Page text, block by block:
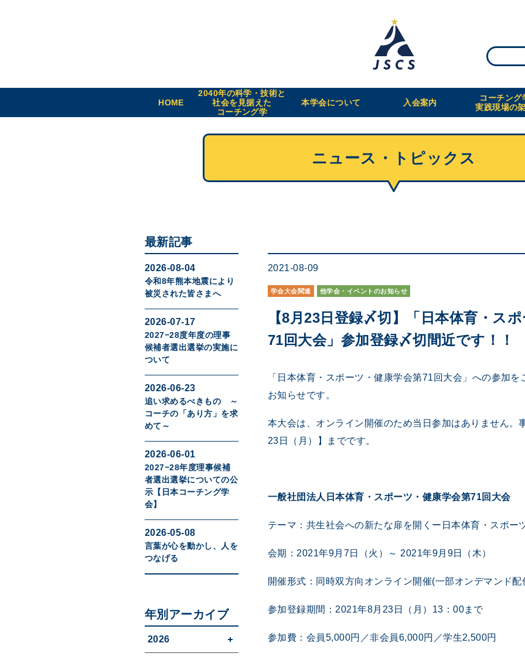
HOME
2040年の科学・技術と
社会を見据えた
コーチング学
本学会について 入会案内
コーチング
実践現場の
ニュース・トピックス
2021-08-09
学会大会関連 他学会・イベントのお知らせ
【8月23日登録〆切】「日本体育・ス
71回大会」参加登録〆切間近です！！
「日本体育・スポーツ・健康学会第71回大会」への参加を
お知らせです。
本大会は、オンライン開催のため当日参加はありません。
23日（月）】までです。
一般社団法人日本体育・スポーツ・健康学会第71回大会
テーマ：共生社会への新たな扉を開くー日本体育・スポー
会期：2021年9月7日（火）～ 2021年9月9日（木）
開催形式：同時双方向オンライン開催(一部オンデマンド配
参加登録期間：2021年8月23日（月）13：00まで
参加費：会員5,000円／非会員6,000円／学生2,500円
最新記事
2026-08-04
令和8年熊本地震により
被災された皆さまへ
2026-07-17
2027−28度年度の理事
候補者選出選挙の実施に
ついて
2026-06-23
追い求めるべきもの ～
コーチの「あり方」を求
めて～
2026-06-01
2027−28年度理事候補
者選出選挙についての公
示【日本コーチング学
会】
2026-05-08
言葉が心を動かし、人を
つなげる
年別アーカイブ
2026